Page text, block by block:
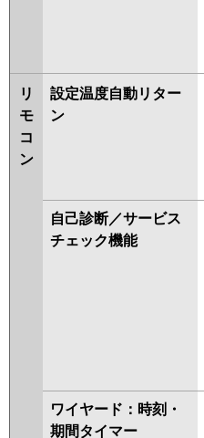
リ
モ
コ
ン
設定温度自動リター
ン
自己診断／サービス
チェック機能
ワイヤード：時刻・
期間タイマー